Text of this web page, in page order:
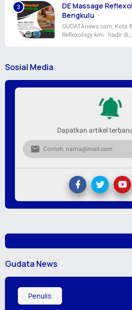
DE Massage
Bengkulu
GUDATAnews.com, Kota
Reflexology kini hadir di
Sosial Media
Dapatkan artikel
Gudata News
Penulis